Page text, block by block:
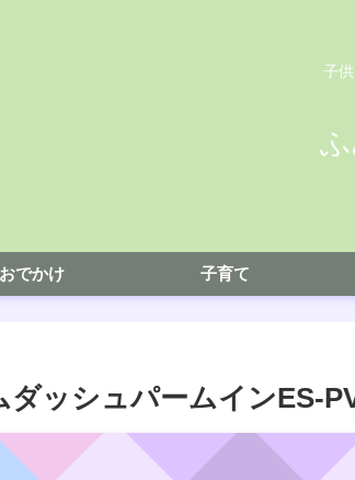
子
おでかけ 子育て
ッシュパームインES-